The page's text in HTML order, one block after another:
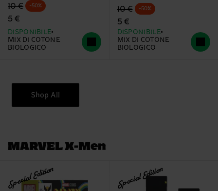
Prezzo di partenza
10 €
prezzo scontato
5 €
-50%
DISPONIBILE
MIX DI COTONE
BIOLOGICO
Prezzo di partenza
10 €
prezzo scontato
5 €
-50%
DISPONIBILE
MIX DI COTONE
BIOLOGICO
Shop All
MARVEL X-Men
Special Edition Special Edition